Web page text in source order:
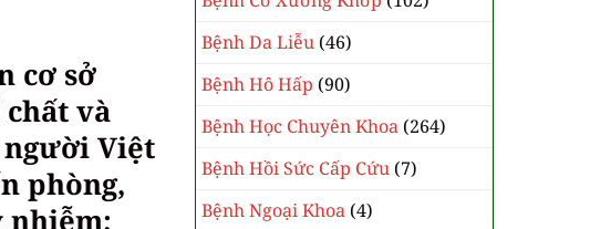
cơ sở
và
người Việt
phòng,
nhiễm;
Bệnh Da Liễu (46)
Bệnh Hô Hấp (90)
Bệnh Học Chuyên Khoa (264)
Bệnh Hồi Sức Cấp Cứu (7)
Bệnh Ngoại Khoa (4)